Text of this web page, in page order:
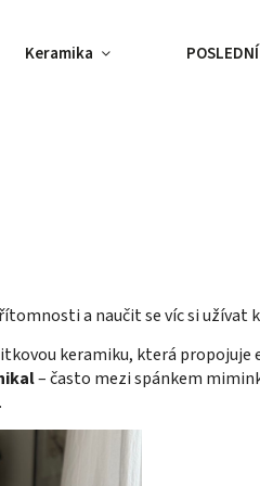
Keramika
a naučit se víc si užívat
keramiku, která propojuje
– často mezi spánkem